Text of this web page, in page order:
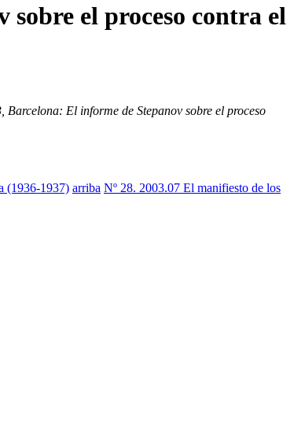
sobre el proceso contra el
El informe de Stepanov sobre el proceso
(1936-1937) arriba Nº 28. 2003.07 El manifiesto de los